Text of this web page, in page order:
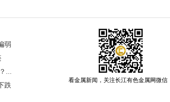
总销量 18%。关税落地将直接抬升印尼镍
，迫使印尼加速调整出口战略。
，较前一日下跌 300 元；期货市场沪镍主
幅达 1.05%。价格下跌主因：一是关税预
观望情绪浓厚；三是美元走强压制大宗商
支撑位，短期或考验 142000 元一线支撑。
弱
算力锡价乘风起，宏观风云定大宗｜锡牛市能否续燃？铅镍暗藏变盘？
跌
看金属新闻，关注长江有色金属网微信